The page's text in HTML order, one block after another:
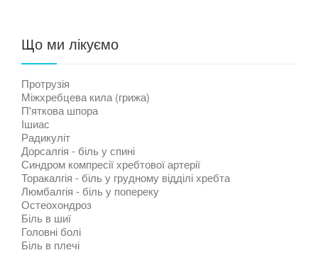
Що ми лікуємо
Протрузія
Міжхребцева кила (грижа)
П'яткова шпора
Ішиас
Радикуліт
Дорсалгія - біль у спині
Синдром компресії хребтової артерії
Торакалгія - біль у грудному відділі хребта
Люмбалгія - біль у попереку
Остеохондроз
Біль в шиї
Головні болі
Біль в плечі